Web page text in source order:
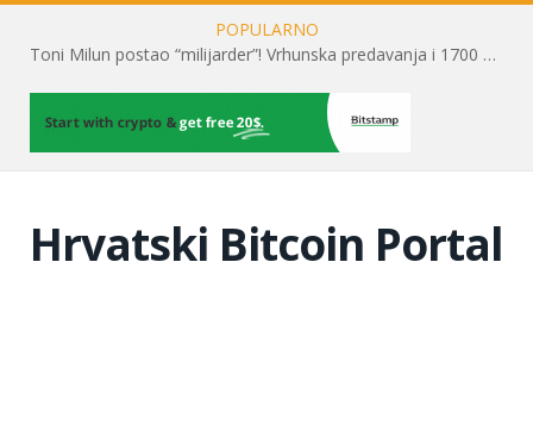
POPULARNO
Toni Milun postao “milijarder”! Vrhunska predavanja i 1700 posjetitelja obilježili su mjesec financijske pismenosti
Hrvatski Bitcoin Portal